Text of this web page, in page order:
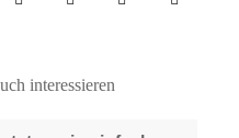
interessieren